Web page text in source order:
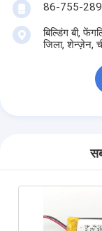
86-755-
बिल्डिंग बी,
जिला, शेन्ज़ेन,